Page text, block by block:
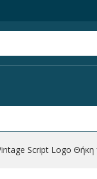
Script Logo